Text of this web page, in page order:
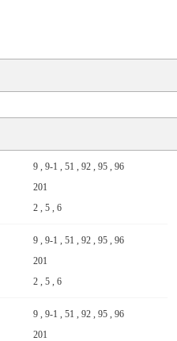
9 , 9-1 , 51 , 92 , 95 , 96
201
2 , 5 , 6
9 , 9-1 , 51 , 92 , 95 , 96
201
2 , 5 , 6
9 , 9-1 , 51 , 92 , 95 , 96
201